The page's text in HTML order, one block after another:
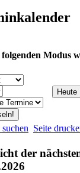
Modus
Seite
der